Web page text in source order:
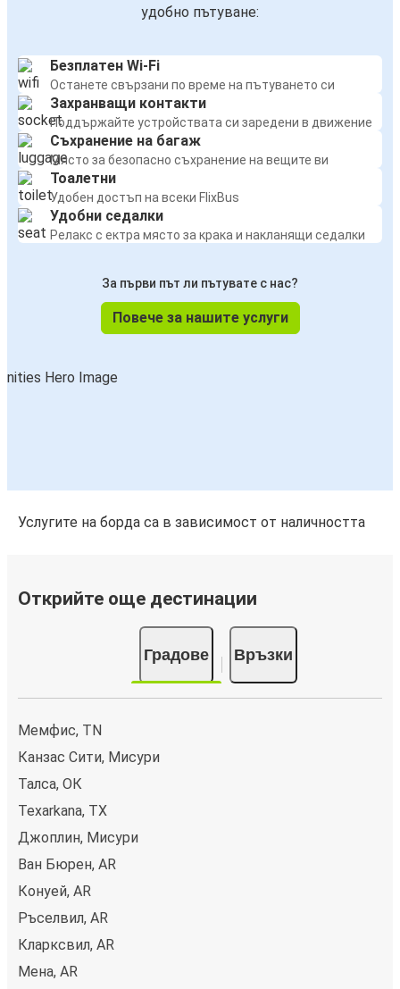
удобно пътуване:
Безплатен Wi-Fi
Останете свързани по време на пътуването си
Захранващи контакти
Поддържайте устройствата си заредени в движение
Съхранение на багаж
Място за безопасно съхранение на вещите ви
Тоалетни
Удобен достъп на всеки FlixBus
Удобни седалки
Релакс с ектра място за крака и накланящи седалки
За първи път ли пътувате с нас?
Повече за нашите услуги
Услугите на борда са в зависимост от наличността
Открийте още дестинации
Градове Връзки
Мемфис, TN
Канзас Сити, Мисури
Талса, ОК
Texarkana, TX
Джоплин, Мисури
Ван Бюрен, AR
Конуей, AR
Ръселвил, AR
Кларксвил, AR
Мена, AR